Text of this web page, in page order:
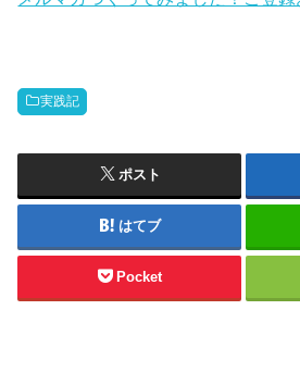
実践記
ポスト
はてブ
Pocket